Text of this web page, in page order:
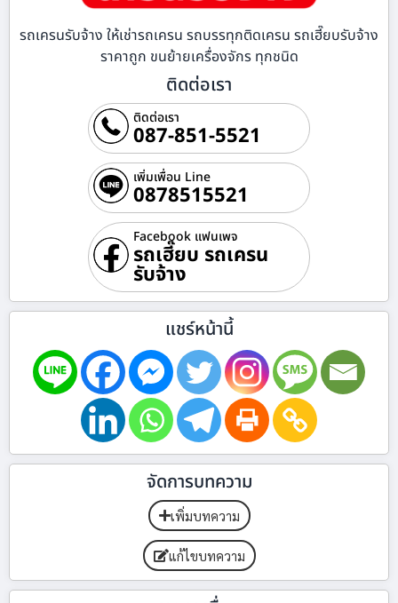
รถเครนรับจ้าง ให้เช่ารถเครน รถบรรทุกติดเครน รถเฮี๊ยบรับจ้าง
ราคาถูก ขนย้ายเครื่องจักร ทุกชนิด
ติดต่อเรา
ติดต่อเรา
087-851-5521
เพิ่มเพื่อน Line
0878515521
Facebook แฟนเพจ
รถเฮี๊ยบ รถเครน
รับจ้าง
แชร์หน้านี้
จัดการบทความ
เพิ่มบทความ
แก้ไขบทความ